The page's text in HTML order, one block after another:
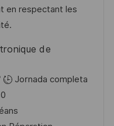
en respectant les
de
Jornada completa